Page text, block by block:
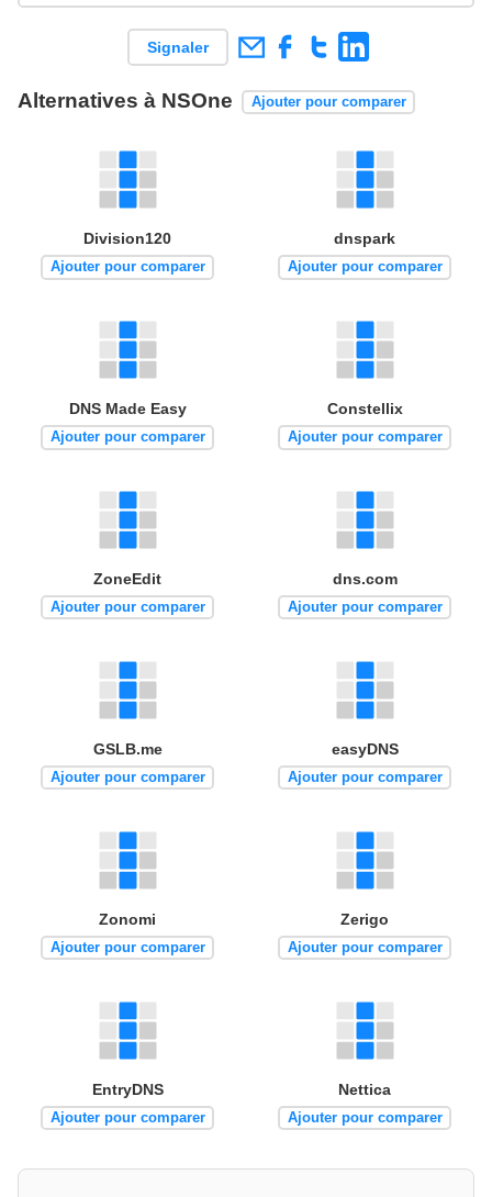
Signaler
Alternatives à NSOne Ajouter pour comparer
Division120
Ajouter pour comparer
dnspark
Ajouter pour comparer
DNS Made Easy
Ajouter pour comparer
Constellix
Ajouter pour comparer
ZoneEdit
Ajouter pour comparer
dns.com
Ajouter pour comparer
GSLB.me
Ajouter pour comparer
easyDNS
Ajouter pour comparer
Zonomi
Ajouter pour comparer
Zerigo
Ajouter pour comparer
EntryDNS
Ajouter pour comparer
Nettica
Ajouter pour comparer